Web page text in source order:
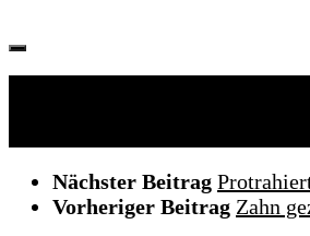
Nächster Beitrag
Vorheriger Beitrag Zahn